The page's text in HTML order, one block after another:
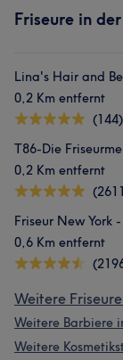
Friseure in
Lina's Hair and
0,2 Km entfernt
(144)
T86-Die
0,2 Km entfernt
Friseur New York
0,6 Km entfernt
Weitere
Weitere Barbiere
Weitere